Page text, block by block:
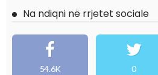
Na ndiqni në rrjetet sociale
54.6K 0